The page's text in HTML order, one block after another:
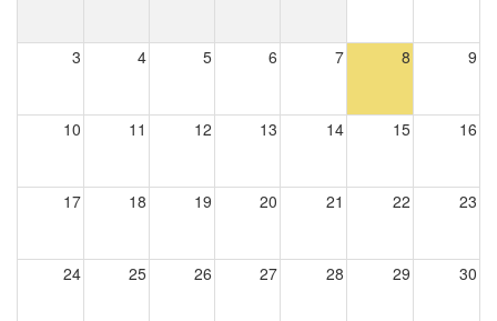
3 4 5 6 7 8 9
10 11 12 13 14 15 16
17 18 19 20 21 22 23
24 25 26 27 28 29 30